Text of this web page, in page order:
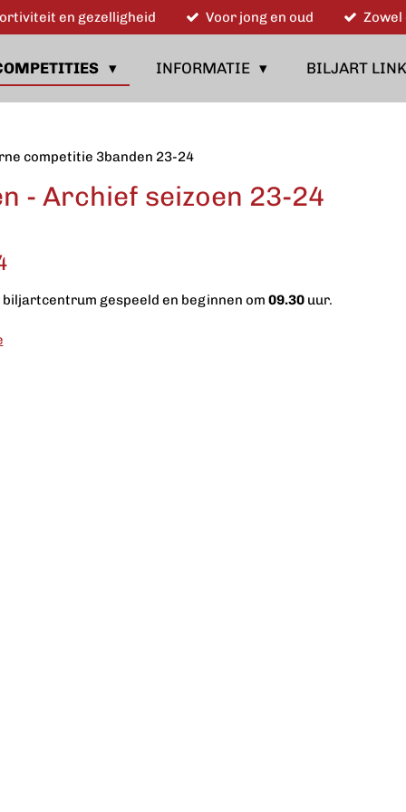
en gezelligheid Voor jong en oud Zowel
INFORMATIE BILJART
competitie 3banden 23-24
- Archief seizoen 23-24
gespeeld en beginnen om 09.30uur.